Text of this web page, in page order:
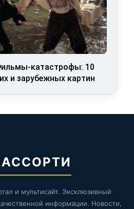
катастрофы: 10
и зарубежных картин
и мультисайт. Эксклюзивный
информации. Новости,